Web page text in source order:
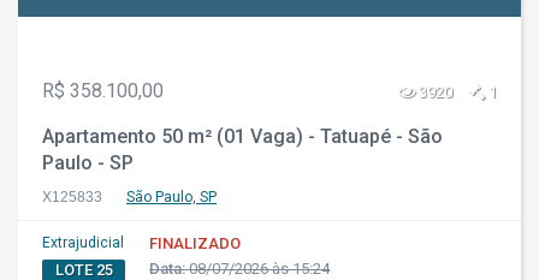
R$ 358.100,00 3920 1
Apartamento 50 m² (01 Vaga) - Tatuapé - São
Paulo - SP
X125833 São Paulo, SP
Extrajudicial
LOTE 25
FINALIZADO
Data:08/07/2026 às 15:24